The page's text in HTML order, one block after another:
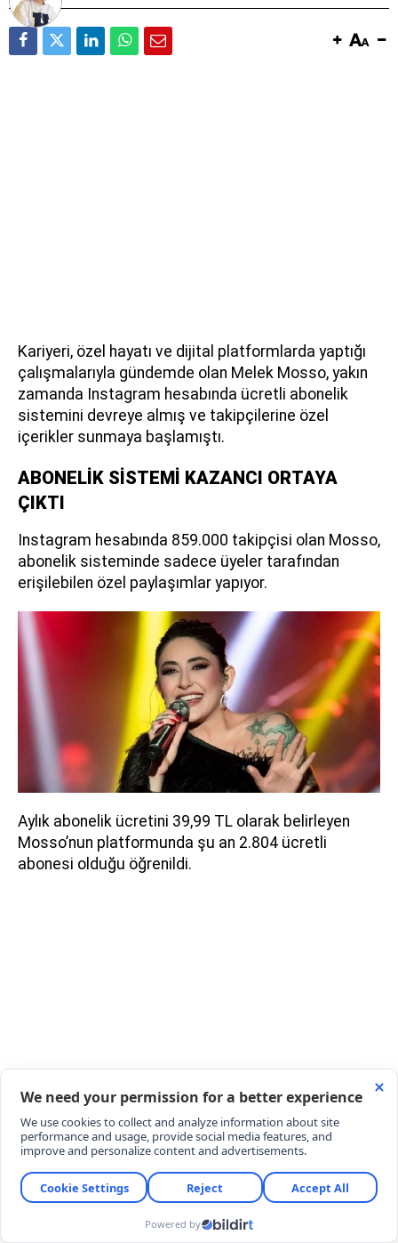
Kariyeri, özel hayatı ve dijital platformlarda yaptığı
çalışmalarıyla gündemde olan Melek Mosso, yakın
zamanda Instagram hesabında ücretli abonelik
sistemini devreye almış ve takipçilerine özel
içerikler sunmaya başlamıştı.
ABONELİK SİSTEMİ KAZANCI ORTAYA
ÇIKTI
Instagram hesabında 859.000 takipçisi olan Mosso,
abonelik sisteminde sadece üyeler tarafından
erişilebilen özel paylaşımlar yapıyor.
Aylık abonelik ücretini 39,99 TL olarak belirleyen
Mosso’nun platformunda şu an 2.804 ücretli
abonesi olduğu öğrenildi.
Bu veriler kapsamında şarkıcının sadece abonelik
sisteminden aylık kazancının 110.000 TL olduğu